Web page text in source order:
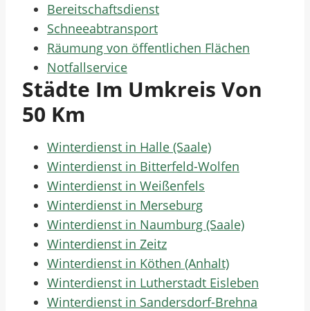
Bereitschaftsdienst
Schneeabtransport
Räumung von öffentlichen Flächen
Notfallservice
Städte Im Umkreis Von
50 Km
Winterdienst in Halle (Saale)
Winterdienst in Bitterfeld-Wolfen
Winterdienst in Weißenfels
Winterdienst in Merseburg
Winterdienst in Naumburg (Saale)
Winterdienst in Zeitz
Winterdienst in Köthen (Anhalt)
Winterdienst in Lutherstadt Eisleben
Winterdienst in Sandersdorf-Brehna